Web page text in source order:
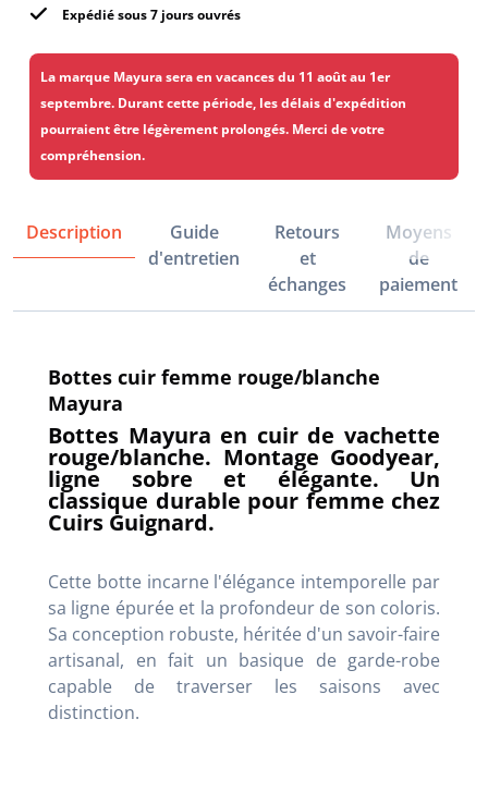
Expédié sous 7 jours ouvrés
La marque Mayura sera en vacances du 11 août au 1er
septembre. Durant cette période, les délais d'expédition
pourraient être légèrement prolongés. Merci de votre
compréhension.
Description
Guide
d'entretien
Retours
et
échanges
Moyens
de
paiement
Bottes cuir femme rouge/blanche
Mayura
Bottes Mayura en cuir de vachette
rouge/blanche. Montage Goodyear,
ligne sobre et élégante. Un
classique durable pour femme chez
Cuirs Guignard.
Cette botte incarne l'élégance intemporelle par
sa ligne épurée et la profondeur de son coloris.
Sa conception robuste, héritée d'un savoir-faire
artisanal, en fait un basique de garde-robe
capable de traverser les saisons avec
distinction.